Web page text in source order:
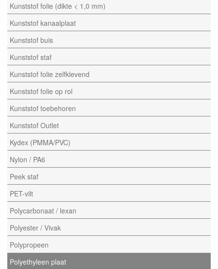
Kunststof folie (dikte < 1,0 mm)
Kunststof kanaalplaat
Kunststof buis
Kunststof staf
Kunststof folie zelfklevend
Kunststof folie op rol
Kunststof toebehoren
Kunststof Outlet
Kydex (PMMA/PVC)
Nylon / PA6
Peek staf
PET-vilt
Polycarbonaat / lexan
Polyester / Vivak
Polypropeen
Polyethyleen plaat